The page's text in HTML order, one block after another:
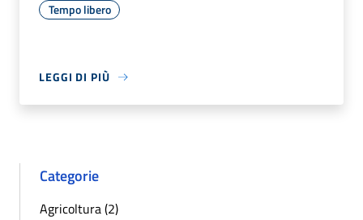
Tempo libero
LEGGI DI PIÙ
Categorie
Agricoltura (2)